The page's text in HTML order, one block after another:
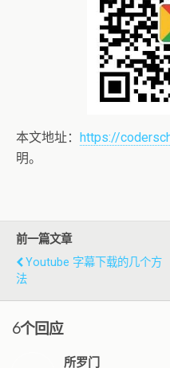
本文地址： https://
明。
前一篇文章
Youtube 字幕下载的几个方
法
6个回应
所罗门